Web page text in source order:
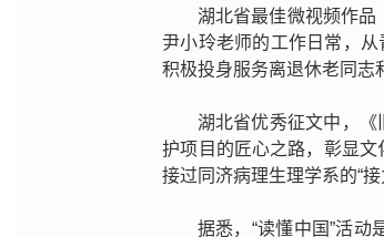
湖北省最佳微视频作品
尹小玲老师的工作日常，
积极投身服务离退休老同志
湖北省优秀征文中，
护项目的匠心之路，彰显
接过同济病理生理学系的“接
据悉，“读懂中国”活动